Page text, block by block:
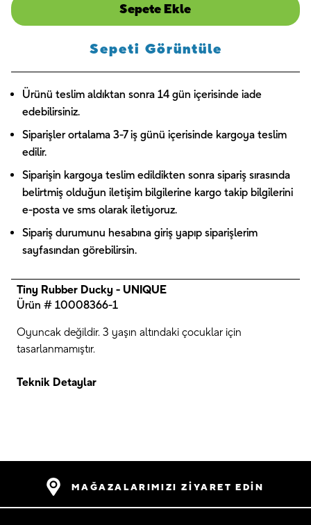
Sepete Ekle
Sepeti Görüntüle
Ürünü teslim aldıktan sonra 14 gün içerisinde iade
edebilirsiniz.
Siparişler ortalama 3-7 iş günü içerisinde kargoya teslim
edilir.
Siparişin kargoya teslim edildikten sonra sipariş sırasında
belirtmiş olduğun iletişim bilgilerine kargo takip bilgilerini
e-posta ve sms olarak iletiyoruz.
Sipariş durumunu hesabına giriş yapıp siparişlerim
sayfasından görebilirsin.
Tiny Rubber Ducky - UNIQUE
Ürün # 10008366-1
Oyuncak değildir. 3 yaşın altındaki çocuklar için
tasarlanmamıştır.
Teknik Detaylar
MAĞAZALARIMIZI ZİYARET EDİN